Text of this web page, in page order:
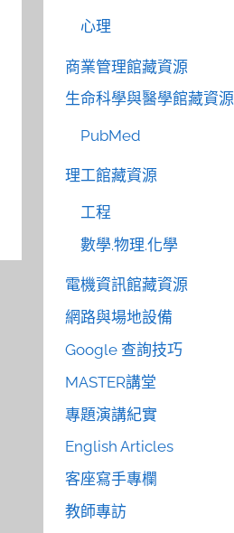
心理
商業管理館藏資源
生命科學與醫學館藏資源
PubMed
理工館藏資源
工程
數學.物理.化學
電機資訊館藏資源
網路與場地設備
Google 查詢技巧
MASTER講堂
專題演講紀實
English Articles
客座寫手專欄
教師專訪